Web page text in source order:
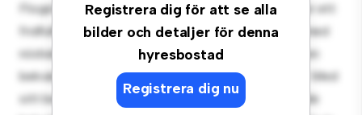
Registrera dig för att se alla
bilder och detaljer för denna
hyresbostad
Registrera dig nu
Flogstavägen, Uppsala! Detta bekväma rum erbjuder ett
fridfullt och privat vardagsrum. Detta rum är inrett med
nödvändigheter för din bekvämlighet och erbjuder en
bekväm säng, en arbetsyta och förvaringslösningar. Med
sitt bekväma läge har du enkel tillgång till närliggande